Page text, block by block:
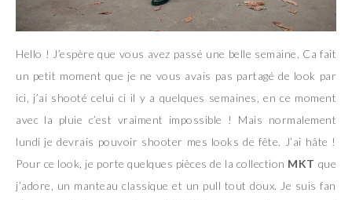
Hello ! J’espère que vous avez passé une belle semaine. Ca fait
un petit moment que je ne vous avais pas partagé de look par
ici, j’ai shooté celui ci il y a quelques semaines, en ce moment
avec la pluie c’est vraiment impossible ! Mais normalement
lundi je devrais pouvoir shooter mes looks de fête. J’ai hâte !
Pour ce look, je porte quelques pièces de la collection MKT que
j’adore, un manteau classique et un pull tout doux. Je suis fan